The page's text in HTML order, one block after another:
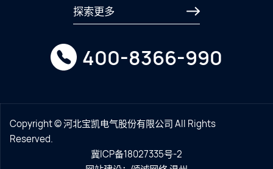
探索更多
400-8366-990
Copyright © 河北宝凯电气股份有限公司 All Rights
Reserved.
冀ICP备18027335号-2